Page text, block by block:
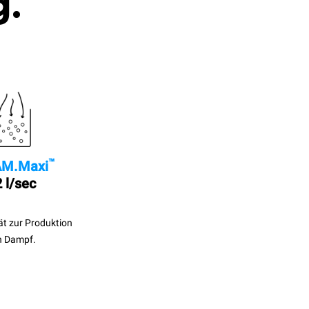
™
l/sec
zur Produktion
Dampf.